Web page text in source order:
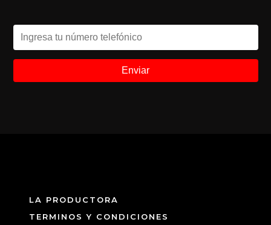
LA PRODUCTORA
TERMINOS Y CONDICIONES